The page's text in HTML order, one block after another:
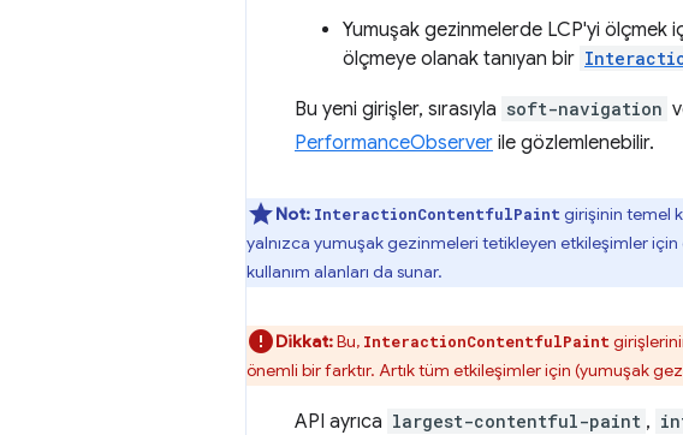
Yumuşak gezinmelerde LCP'yi ölçmek
ölçmeye olanak tanıyan bir
Bu yeni girişler, sırasıyla soft-navigation
PerformanceObserver ile gözlemlenebilir.
Not: InteractionContentfulPaint girişinin temel
yalnızca yumuşak gezinmeleri tetikleyen etkileşimler için
kullanım alanları da sunar.
Dikkat:Bu, InteractionContentfulPaint
önemli bir farktır. Artık tüm etkileşimler için (yumuşak
API ayrıca largest-contentful-paint ,